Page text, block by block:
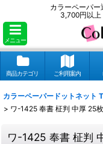
カラーペーパー
3,700円以上
メニュー
商品カテゴリ ご利用案内
カラーペーパードットネット
> ワ-1425 奉書 柾判 中厚 25
ワ-1425 奉書 柾判